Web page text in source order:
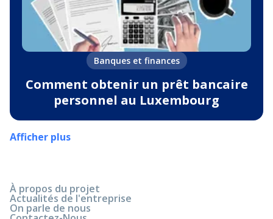
Banques et finances
Comment obtenir un prêt bancaire
personnel au Luxembourg
Afficher plus
À propos du projet
Actualités de l'entreprise
On parle de nous